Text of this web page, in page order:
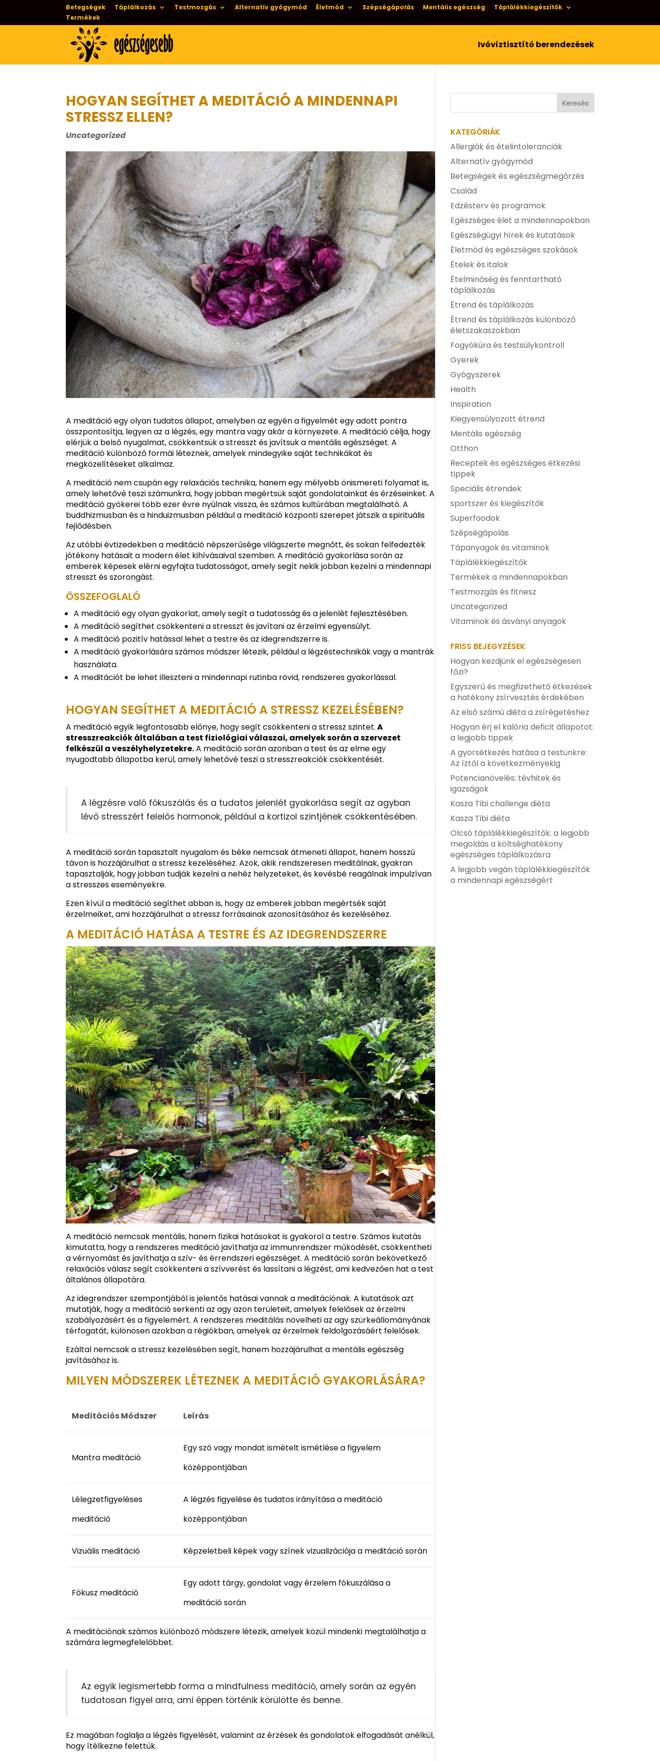
Betegségek Táplálkozás Testmozgás Alternatív gyógymód Életmód Szépségápolás Mentális egészség
Táplálékkiegészítők
Termékek
Ivóvíztisztító berendezések
HOGYAN SEGÍTHET A MEDITÁCIÓ A MINDENNAPI
STRESSZ ELLEN?
Uncategorized
A meditáció egy olyan tudatos állapot, amelyben az egyén a figyelmét egy adott pontra
összpontosítja, legyen az a légzés, egy mantra vagy akár a környezete. A meditáció célja, hogy
elérjük a belső nyugalmat, csökkentsük a stresszt és javítsuk a mentális egészséget. A
meditáció különböző formái léteznek, amelyek mindegyike saját technikákat és
megközelítéseket alkalmaz.
A meditáció nem csupán egy relaxációs technika, hanem egy mélyebb önismereti folyamat is,
amely lehetővé teszi számunkra, hogy jobban megértsük saját gondolatainkat és érzéseinket. A
meditáció gyökerei több ezer évre nyúlnak vissza, és számos kultúrában megtalálható. A
buddhizmusban és a hinduizmusban például a meditáció központi szerepet játszik a spirituális
fejlődésben.
Az utóbbi évtizedekben a meditáció népszerűsége világszerte megnőtt, és sokan felfedezték
jótékony hatásait a modern élet kihívásaival szemben. A meditáció gyakorlása során az
emberek képesek elérni egyfajta tudatosságot, amely segít nekik jobban kezelni a mindennapi
stresszt és szorongást.
ÖSSZEFOGLALÓ
A meditáció egy olyan gyakorlat, amely segít a tudatosság és a jelenlét fejlesztésében.
A meditáció segíthet csökkenteni a stresszt és javítani az érzelmi egyensúlyt.
A meditáció pozitív hatással lehet a testre és az idegrendszerre is.
A meditáció gyakorlására számos módszer létezik, például a légzéstechnikák vagy a mantrák
használata.
A meditációt be lehet illeszteni a mindennapi rutinba rövid, rendszeres gyakorlással.
HOGYAN SEGÍTHET A MEDITÁCIÓ A STRESSZ KEZELÉSÉBEN?
A meditáció egyik legfontosabb előnye, hogy segít csökkenteni a stressz szintet.A
stresszreakciók általában a test fiziológiai válaszai, amelyek során a szervezet
felkészül a veszélyhelyzetekre.A meditáció során azonban a test és az elme egy
nyugodtabb állapotba kerül, amely lehetővé teszi a stresszreakciók csökkentését.
A légzésre való fókuszálás és a tudatos jelenlét gyakorlása segít az agyban
lévő stresszért felelős hormonok, például a kortizol szintjének csökkentésében.
A meditáció során tapasztalt nyugalom és béke nemcsak átmeneti állapot, hanem hosszú
távon is hozzájárulhat a stressz kezeléséhez. Azok, akik rendszeresen meditálnak, gyakran
tapasztalják, hogy jobban tudják kezelni a nehéz helyzeteket, és kevésbé reagálnak impulzívan
a stresszes eseményekre.
Ezen kívül a meditáció segíthet abban is, hogy az emberek jobban megértsék saját
érzelmeiket, ami hozzájárulhat a stressz forrásainak azonosításához és kezeléséhez.
A MEDITÁCIÓ HATÁSA A TESTRE ÉS AZ IDEGRENDSZERRE
A meditáció nemcsak mentális, hanem fizikai hatásokat is gyakorol a testre. Számos kutatás
kimutatta, hogy a rendszeres meditáció javíthatja az immunrendszer működését, csökkentheti
a vérnyomást és javíthatja a szív- és érrendszeri egészséget. A meditáció során bekövetkező
relaxációs válasz segít csökkenteni a szívverést és lassítani a légzést, ami kedvezően hat a test
általános állapotára.
Az idegrendszer szempontjából is jelentős hatásai vannak a meditációnak. A kutatások azt
mutatják, hogy a meditáció serkenti az agy azon területeit, amelyek felelősek az érzelmi
szabályozásért és a figyelemért. A rendszeres meditálás növelheti az agy szürkeállományának
térfogatát, különösen azokban a régiókban, amelyek az érzelmek feldolgozásáért felelősek.
Ezáltal nemcsak a stressz kezelésében segít, hanem hozzájárulhat a mentális egészség
javításához is.
MILYEN MÓDSZEREK LÉTEZNEK A MEDITÁCIÓ GYAKORLÁSÁRA?
Meditációs Módszer Leírás
Mantra meditáció
Egy szó vagy mondat ismételt ismétlése a figyelem
középpontjában
Lélegzetfigyeléses
meditáció
A légzés figyelése és tudatos irányítása a meditáció
középpontjában
Vizuális meditáció Képzeletbeli képek vagy színek vizualizációja a meditáció során
Fókusz meditáció
Egy adott tárgy, gondolat vagy érzelem fókuszálása a
meditáció során
A meditációnak számos különböző módszere létezik, amelyek közül mindenki megtalálhatja a
számára legmegfelelőbbet.
Az egyik legismertebb forma a mindfulness meditáció, amely során az egyén
tudatosan figyel arra, ami éppen történik körülötte és benne.
Ez magában foglalja a légzés figyelését, valamint az érzések és gondolatok elfogadását anélkül,
hogy ítélkezne felettük.
KATEGÓRIÁK
Allergiák és ételintoleranciák
Alternatív gyógymód
Betegségek és egészségmegőrzés
Család
Edzésterv és programok
Egészséges élet a mindennapokban
Egészségügyi hírek és kutatások
Életmód és egészséges szokások
Ételek és italok
Ételminőség és fenntartható
táplálkozás
Étrend és táplálkozás
Étrend és táplálkozás különböző
életszakaszokban
Fogyókúra és testsúlykontroll
Gyerek
Gyógyszerek
Health
Inspiration
Kiegyensúlyozott étrend
Mentális egészség
Otthon
Receptek és egészséges étkezési
tippek
Speciális étrendek
sportszer és kiegészítők
Superfoodok
Szépségápolás
Tápanyagok és vitaminok
Táplálékkiegészítők
Termékek a mindennapokban
Testmozgás és fitnesz
Uncategorized
Vitaminok és ásványi anyagok
FRISS BEJEGYZÉSEK
Hogyan kezdjünk el egészségesen
főzi?
Egyszerű és megfizethető étkezések
a hatékony zsírvesztés érdekében
Az első számú diéta a zsírégetéshez
Hogyan érj el kalória deficit állapotot:
a legjobb tippek
A gyorsétkezés hatása a testünkre:
Az íztől a következményekig
Potencianövelés: tévhitek és
igazságok
Kasza Tibi challenge diéta
Kasza Tibi diéta
Olcsó táplálékkiegészítők: a legjobb
megoldás a költséghatékony
egészséges táplálkozásra
A legjobb vegán táplálékkiegészítők
a mindennapi egészségért